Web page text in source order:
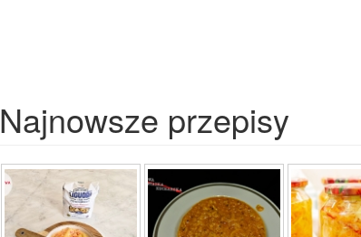
Najnowsze przepisy